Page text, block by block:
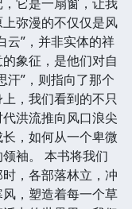
弥漫的不仅仅是风
云”，并非实体的祥
象征，是他们对自
汗”，则指向了那个
，我们看到的不只
洪流推向风口浪尖
，如何从一个卑微
袖。 本书将我们
，各部落林立，冲
，塑造着每一个草